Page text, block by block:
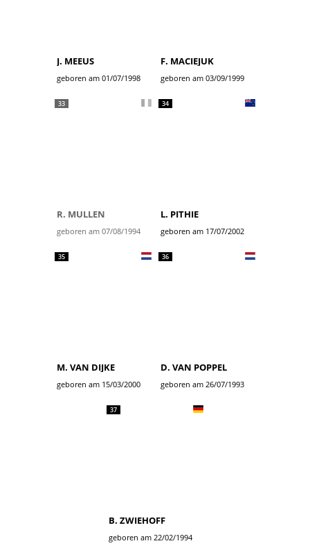
J. MEEUS
geboren am 01/07/1998
F. MACIEJUK
geboren am 03/09/1999
33
R. MULLEN
geboren am 07/08/1994
34
L. PITHIE
geboren am 17/07/2002
35
M. VAN DIJKE
geboren am 15/03/2000
36
D. VAN POPPEL
geboren am 26/07/1993
37
B. ZWIEHOFF
geboren am 22/02/1994